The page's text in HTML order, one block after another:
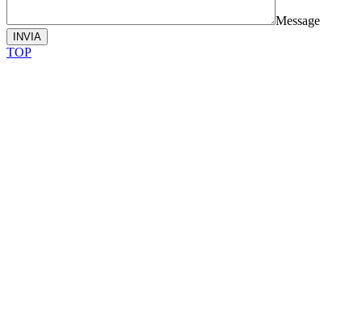
Message
INVIA
TOP